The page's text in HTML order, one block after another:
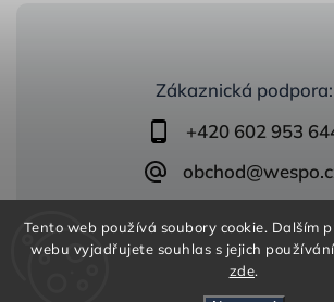
Tento web používá soubory cookie. Dalším
webu vyjadřujete souhlas s jejich
zde.
Zákaznická podpora:
+420 602 953